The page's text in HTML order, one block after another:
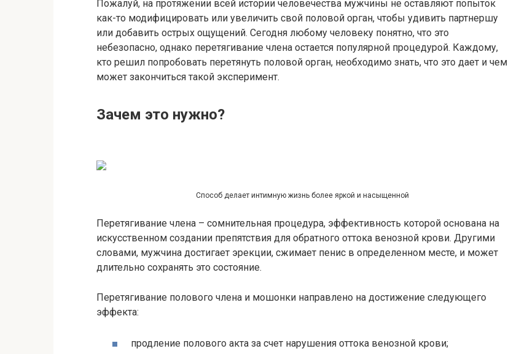
Пожалуй, на протяжении всей истории человечества мужчины не оставляют попыток
как-то модифицировать или увеличить свой половой орган, чтобы удивить партнершу
или добавить острых ощущений. Сегодня любому человеку понятно, что это
небезопасно, однако перетягивание члена остается популярной процедурой. Каждому,
кто решил попробовать перетянуть половой орган, необходимо знать, что это дает и чем
может закончиться такой эксперимент.
Зачем это нужно?
Способ делает интимную жизнь более яркой и насыщенной
Перетягивание члена – сомнительная процедура, эффективность которой основана на
искусственном создании препятствия для обратного оттока венозной крови. Другими
словами, мужчина достигает эрекции, сжимает пенис в определенном месте, и может
длительно сохранять это состояние.
Перетягивание полового члена и мошонки направлено на достижение следующего
эффекта:
продление полового акта за счет нарушения оттока венозной крови;